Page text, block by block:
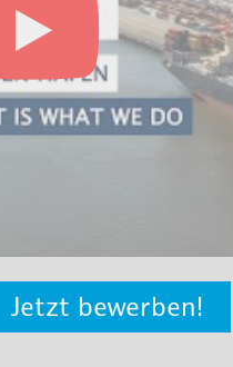
Jetzt bewerben!